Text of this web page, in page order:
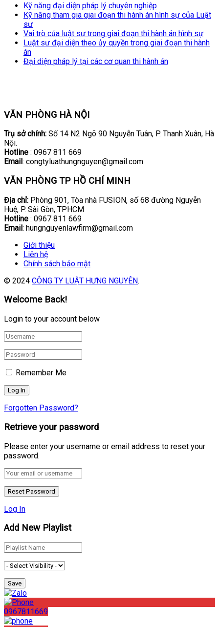
Kỹ năng đại diện pháp lý chuyên nghiệp
Kỹ năng tham gia giai đoạn thi hành án hình sự của Luật
sư
Vai trò của luật sư trong giai đoạn thi hành án hình sự
Luật sư đại diện theo ủy quyền trong giai đoạn thi hành
án
Đại diện pháp lý tại các cơ quan thi hành án
VĂN PHÒNG HÀ NỘI
Trụ sở chính: Số 14 N2 Ngõ 90 Nguyễn Tuân, P. Thanh Xuân, Hà
Nội.
Hotline : 0967 811 669
Email : congtyluathungnguyen@gmail.com
VĂN PHÒNG TP HỒ CHÍ MINH
Địa chỉ: Phòng 901, Tòa nhà FUSION, số 68 đường Nguyễn
Huệ, P. Sài Gòn, TPHCM
Hotline : 0967 811 669
Email: hungnguyenlawfirm@gmail.com
Giới thiệu
Liên hệ
Chính sách bảo mật
© 2024 CÔNG TY LUẬT HƯNG NGUYÊN.
Welcome Back!
Login to your account below
Remember Me
Forgotten Password?
Retrieve your password
Please enter your username or email address to reset your
password.
Log In
Add New Playlist
0967811669